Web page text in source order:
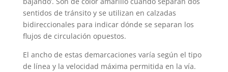
sentidos de tránsito y se utilizan en calzadas
bidireccionales para indicar dónde se separan los
flujos de circulación opuestos.
El ancho de estas demarcaciones varía según el tipo
de línea y la velocidad máxima permitida en la vía.